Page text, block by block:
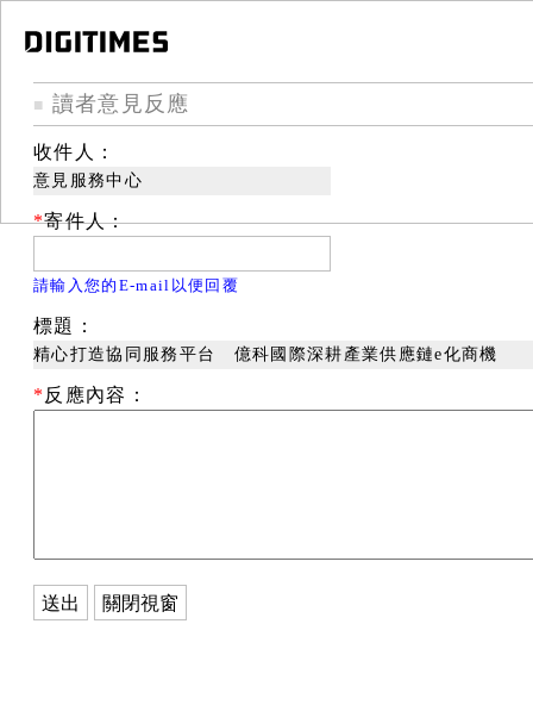
■ 讀者意見反應
收件人：
意見服務中心
*寄件人：
請輸入您的E-mail以便回覆
標題：
精心打造協同服務平台 億科國際深耕產業供應鏈e化商機
* 反應內容：